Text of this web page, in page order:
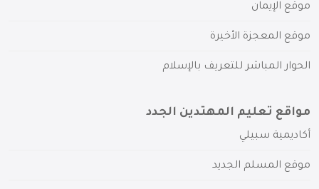
موقع الإيمان
موقع المعجزة الأخيرة
الحوار المباشر للتعريف بالإسلام
مواقع تعليم المهتدين الجدد
أكاديمية سبيلي
موقع المسلم الجديد